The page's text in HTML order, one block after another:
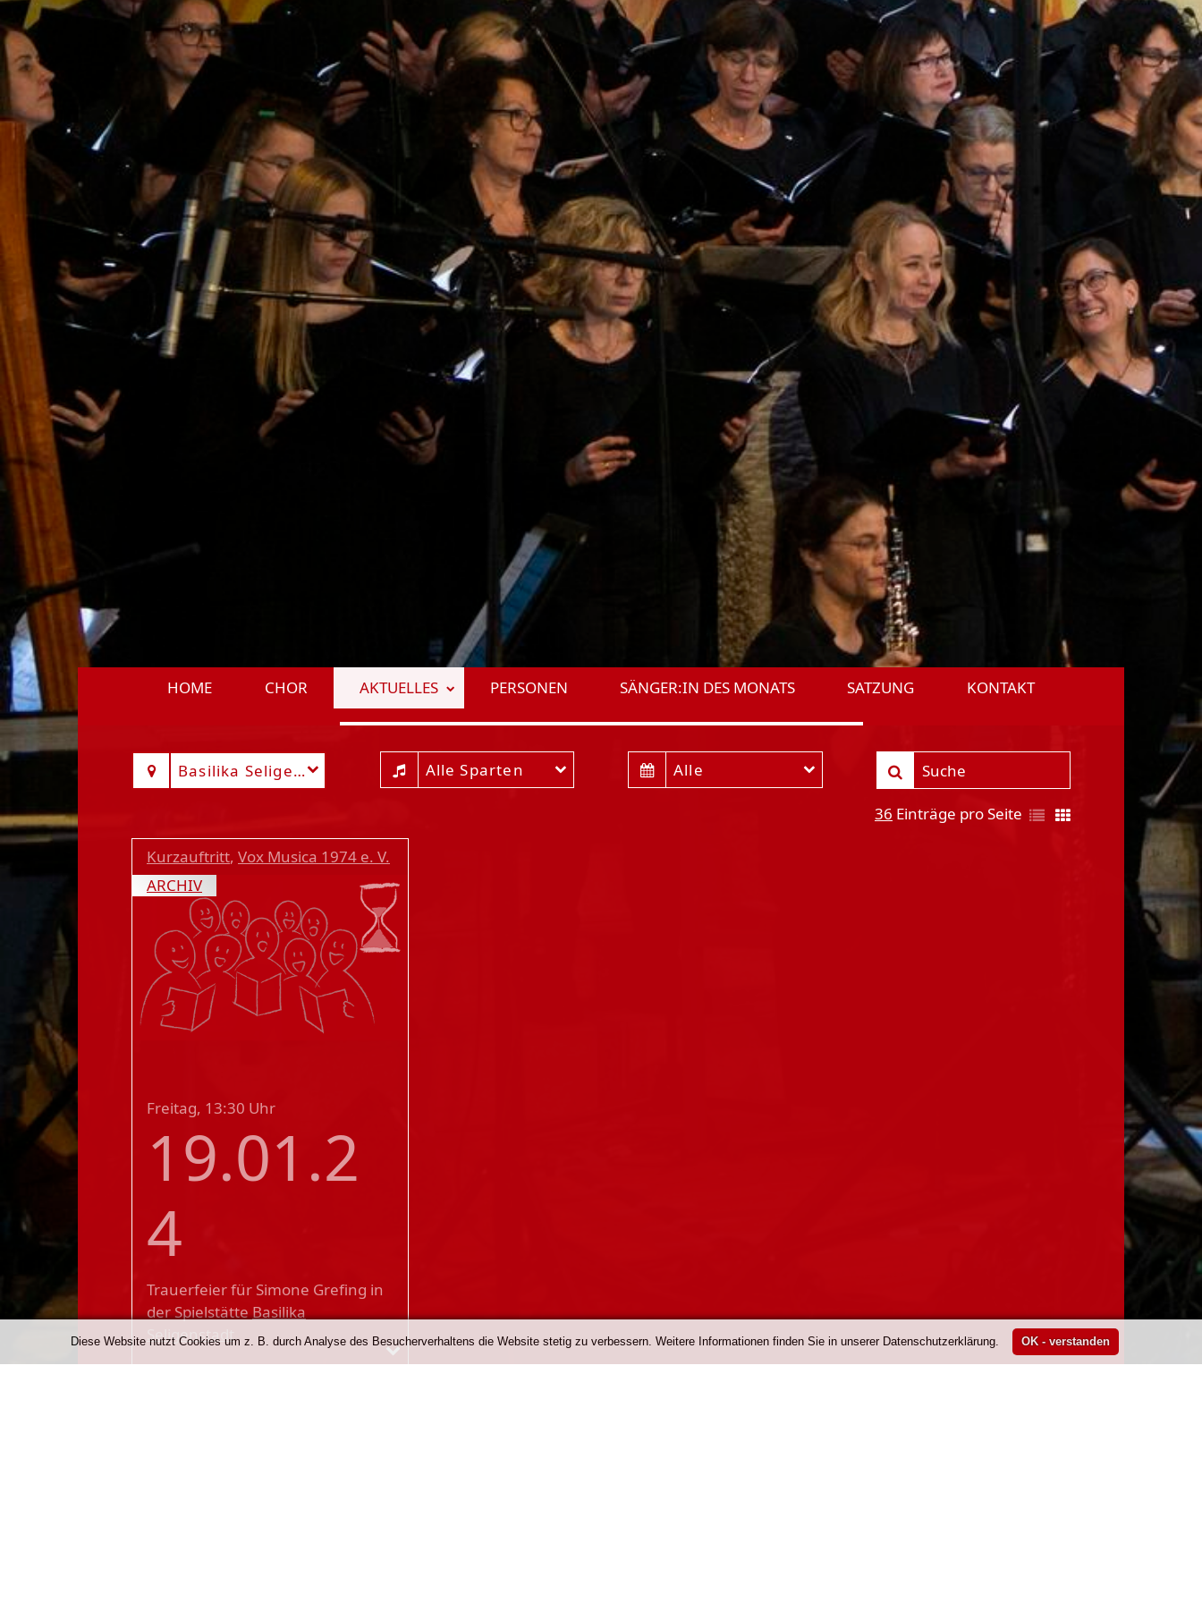
HOME CHOR AKTUELLES PERSONEN SÄNGER:IN DES MONATS SATZUNG KONTAKT
Basilika Seligenstadt Alle Sparten Alle
36 Einträge pro Seite
Kurzauftritt, Vox Musica 1974 e. V.
ARCHIV
Freitag, 13:30 Uhr
19.01.2
4
Trauerfeier für Simone Grefing in
der SpielstätteBasilika
Seligenstadt
Diese Website nutzt Cookies um z. B. durch Analyse des Besucherverhaltens die Website stetig zu verbessern. Weitere Informationen finden Sie in unserer Datenschutzerklärung.